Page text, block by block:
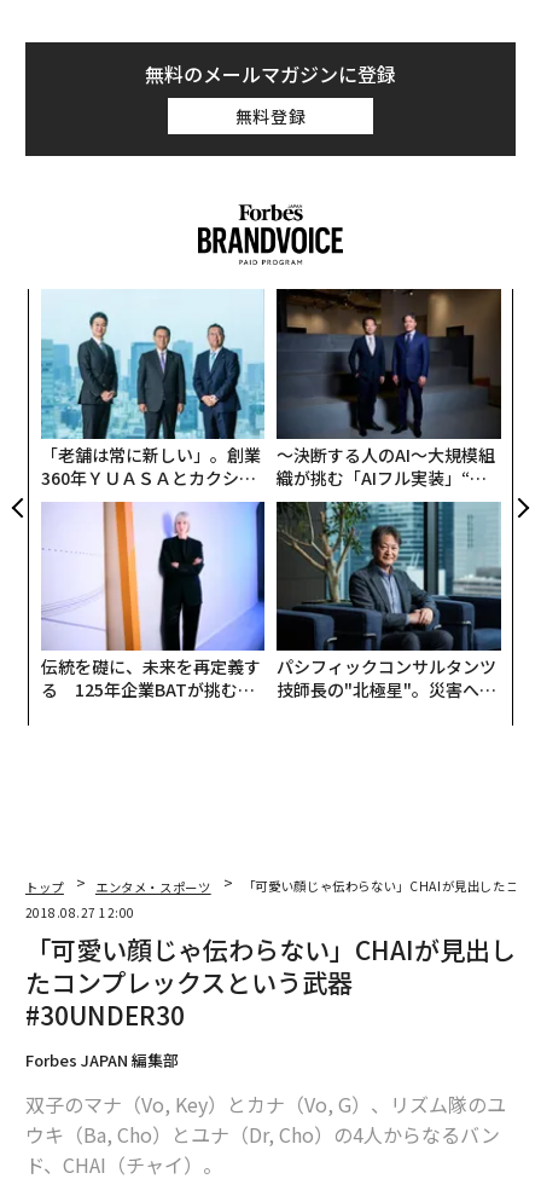
無料のメールマガジンに登録
無料登録
「老舗は常に新しい」。創業
360年ＹＵＡＳＡとカクシン
CEO田尻望が語る、AIを超え
る人の価値
〜決断する人のAI〜大規模組
織が挑む「AIフル実装」“使
う”企業から“動く”企業へ【N
TTドコモビジネス×PwC】
伝統を礎に、未来を再定義す
る 125年企業BATが挑むス
パシフィックコンサルタンツ
技師長の"北極星"。災害への
トップ エンタメ・スポーツ
「可愛い顔じゃ伝わらない」CHAIが見出したコ
2018.08.27 12:00
「可愛い顔じゃ伝わらない」CHAIが見出し
たコンプレックスという武器
#30UNDER30
Forbes JAPAN 編集部
双子のマナ（Vo, Key）とカナ（Vo, G）、リズム隊のユ
ウキ（Ba, Cho）とユナ（Dr, Cho）の4人からなるバン
ド、CHAI（チャイ）。